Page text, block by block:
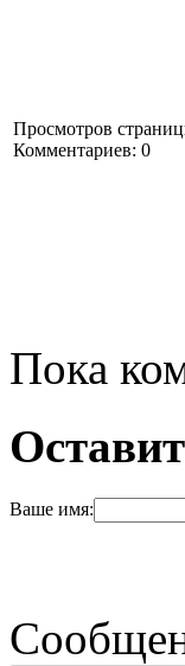
Просмотров
Комментариев: 0
Пока
Ваше имя: